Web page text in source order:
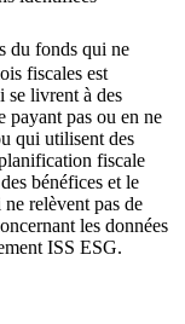
du fonds qui ne
fiscales est
se livrent à des
payant pas ou en ne
qui utilisent des
fiscale
bénéfices et le
relèvent pas de
les données
ISS ESG.